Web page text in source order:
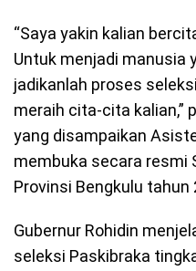
“Saya yakin kalian
Untuk menjadi manusia
jadikanlah proses
meraih cita-cita kalian,”
yang disampaikan
membuka secara resmi
Provinsi Bengkulu tahun
Gubernur Rohidin
seleksi Paskibraka